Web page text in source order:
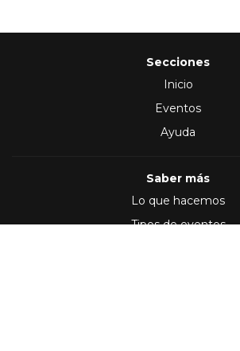
Secciones
Inicio
Eventos
Ayuda
Saber más
Lo que hacemos
Tipos de eventos